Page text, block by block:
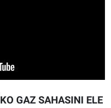
GAZ SAHASINI ELE